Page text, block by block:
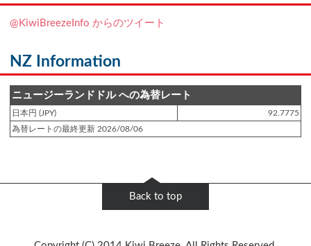
登録日 : 2019.4.10
登録日 : 2019.2.28
NZクッキングに「ニュージーランド産キウイの酢の物
登録日 : 2019.2.4
@KiwiBreezeInfo からのツイート
NZ Information
ニュージーランドドル への為替レート
日本円 (JPY)
92.7775
為替レートの最終更新 2026/08/06
Back to top